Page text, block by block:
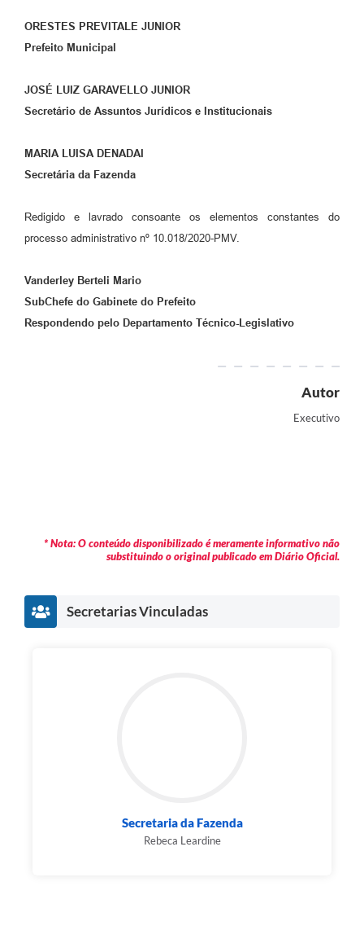
ORESTES PREVITALE JUNIOR
Prefeito Municipal
JOSÉ LUIZ GARAVELLO JUNIOR
Secretário de Assuntos Jurídicos e Institucionais
MARIA LUISA DENADAI
Secretária da Fazenda
Redigido e lavrado consoante os elementos constantes do
processo administrativo nº 10.018/2020-PMV.
Vanderley Berteli Mario
SubChefe do Gabinete do Prefeito
Respondendo pelo Departamento Técnico-Legislativo
Autor
Executivo
* Nota: O conteúdo disponibilizado é meramente informativo não
substituindo o original publicado em Diário Oficial.
Secretarias Vinculadas
Secretaria da Fazenda
Rebeca Leardine